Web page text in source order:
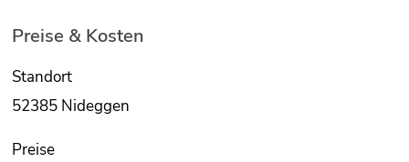
Preise & Kosten
Standort
52385 Nideggen
Preise